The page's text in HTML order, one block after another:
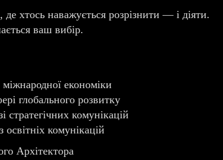
де хтось наважується розрізнити — і діяти.
ваш вибір.
економіки
глобального розвитку
комунікацій
комунікацій
Архітектора